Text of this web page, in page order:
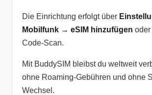
Die Einrichtung erfolgt über
Mobilfunk → eSIM hinzufügen oder
Code-Scan.
Mit BuddySIM bleibst du weltweit
ohne Roaming-Gebühren und ohne
Wechsel.